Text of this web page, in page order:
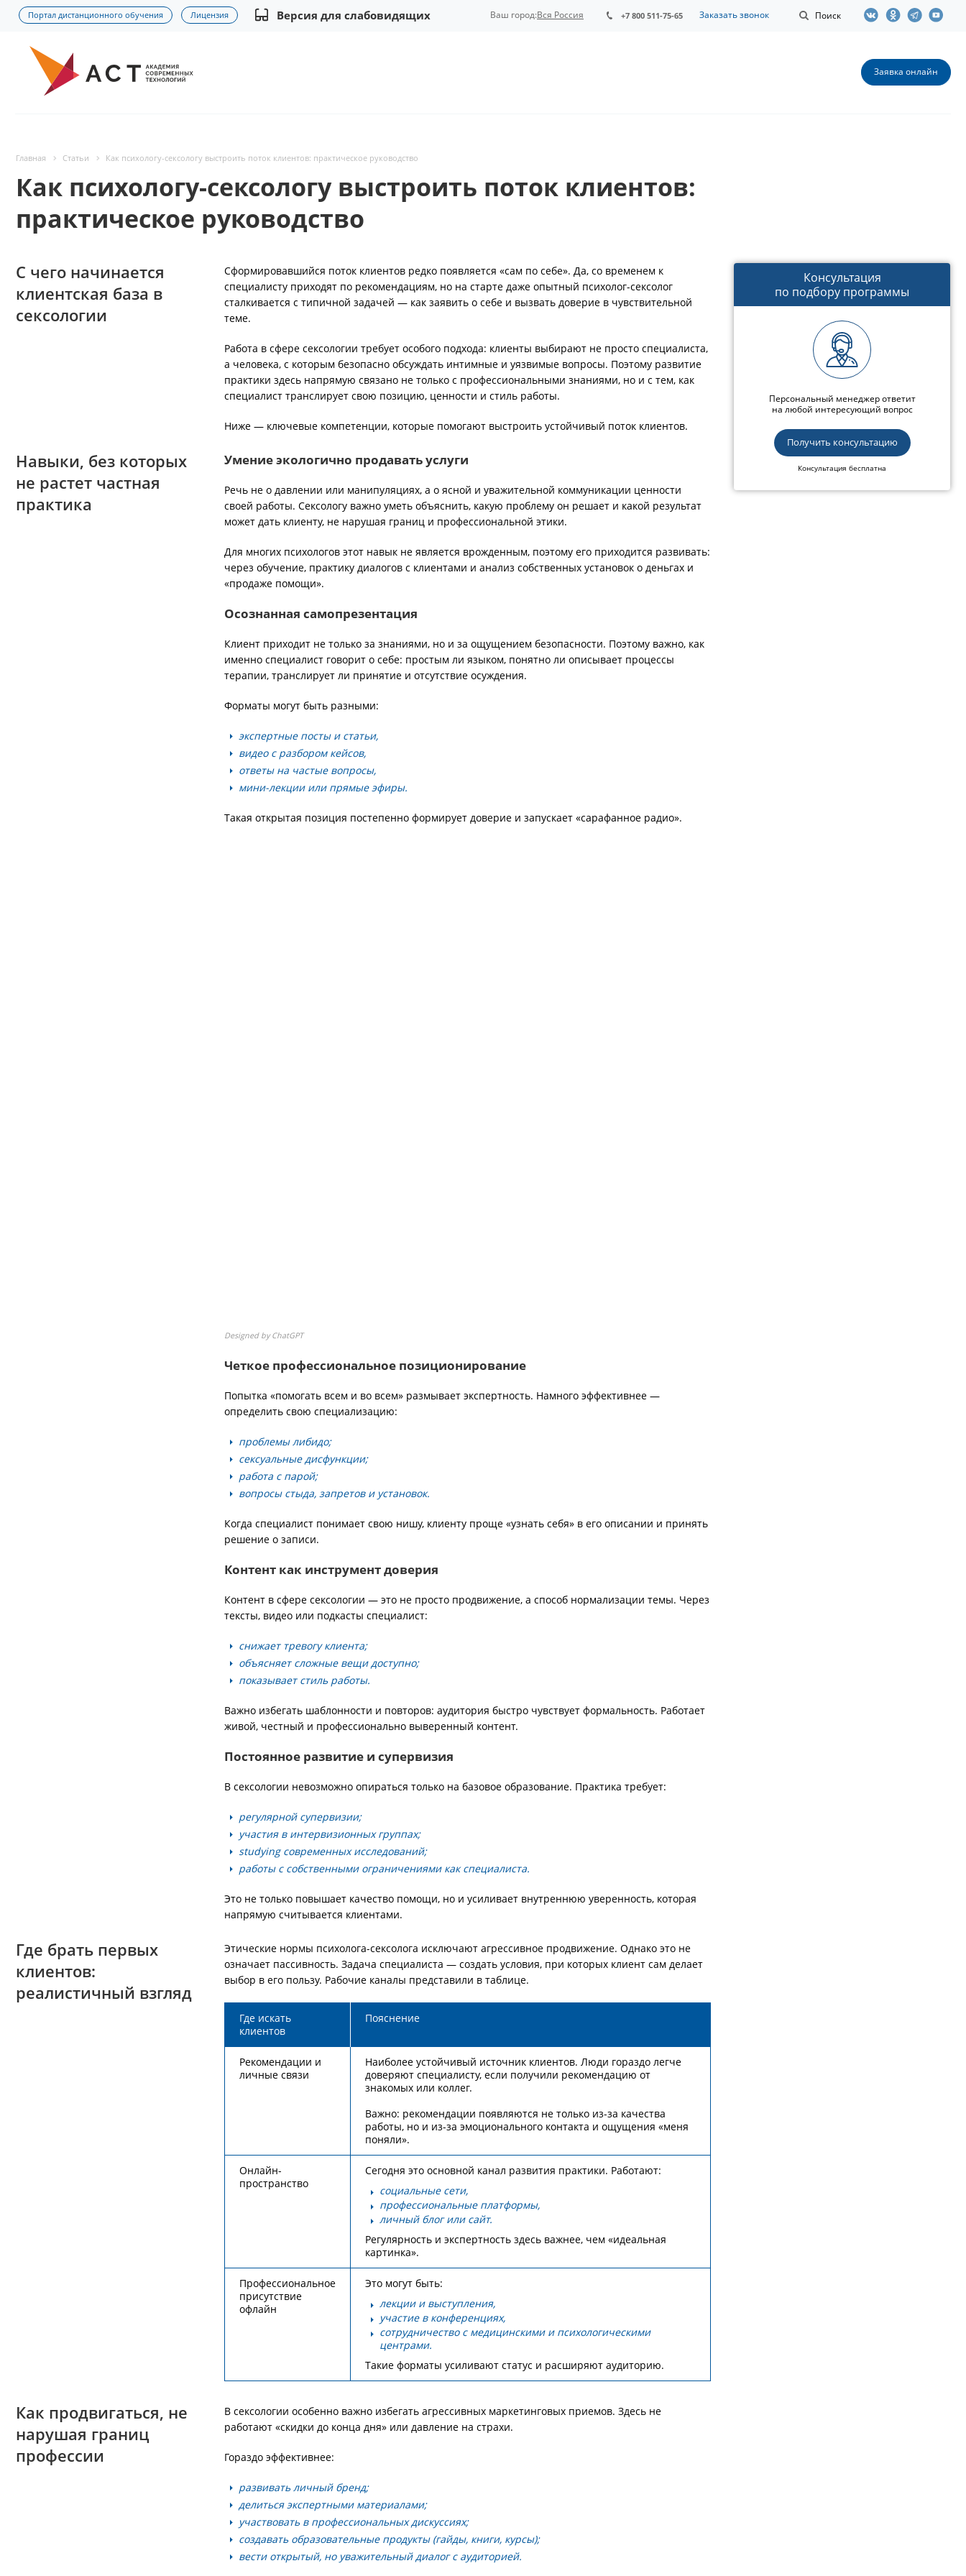
Портал дистанционного обучения Лицензия Версия для слабовидящих Поиск
+7 800 511-75-65 Заказать звонок
Ваш город:Вся Россия
Заявка онлайн
Главная Статьи Как психологу-сексологу выстроить поток клиентов: практическое руководство
Как психологу-сексологу выстроить поток клиентов:
практическое руководство
С чего начинается
клиентская база в
сексологии
Сформировавшийся поток клиентов редко появляется «сам по себе». Да, со временем к
специалисту приходят по рекомендациям, но на старте даже опытный психолог-сексолог
сталкивается с типичной задачей — как заявить о себе и вызвать доверие в чувствительной
теме.
Работа в сфере сексологии требует особого подхода: клиенты выбирают не просто специалиста,
а человека, с которым безопасно обсуждать интимные и уязвимые вопросы. Поэтому развитие
практики здесь напрямую связано не только с профессиональными знаниями, но и с тем, как
специалист транслирует свою позицию, ценности и стиль работы.
Ниже — ключевые компетенции, которые помогают выстроить устойчивый поток клиентов.
Навыки, без которых
не растет частная
практика
Умение экологично продавать услуги
Речь не о давлении или манипуляциях, а о ясной и уважительной коммуникации ценности
своей работы. Сексологу важно уметь объяснить, какую проблему он решает и какой результат
может дать клиенту, не нарушая границ и профессиональной этики.
Для многих психологов этот навык не является врожденным, поэтому его приходится развивать:
через обучение, практику диалогов с клиентами и анализ собственных установок о деньгах и
«продаже помощи».
Осознанная самопрезентация
Клиент приходит не только за знаниями, но и за ощущением безопасности. Поэтому важно, как
именно специалист говорит о себе: простым ли языком, понятно ли описывает процессы
терапии, транслирует ли принятие и отсутствие осуждения.
Форматы могут быть разными:
экспертные посты и статьи,
видео с разбором кейсов,
ответы на частые вопросы,
мини-лекции или прямые эфиры.
Такая открытая позиция постепенно формирует доверие и запускает «сарафанное радио».
Designed by ChatGPT
Четкое профессиональное позиционирование
Попытка «помогать всем и во всем» размывает экспертность. Намного эффективнее —
определить свою специализацию:
проблемы либидо;
сексуальные дисфункции;
работа с парой;
вопросы стыда, запретов и установок.
Когда специалист понимает свою нишу, клиенту проще «узнать себя» в его описании и принять
решение о записи.
Контент как инструмент доверия
Контент в сфере сексологии — это не просто продвижение, а способ нормализации темы. Через
тексты, видео или подкасты специалист:
снижает тревогу клиента;
объясняет сложные вещи доступно;
показывает стиль работы.
Важно избегать шаблонности и повторов: аудитория быстро чувствует формальность. Работает
живой, честный и профессионально выверенный контент.
Постоянное развитие и супервизия
В сексологии невозможно опираться только на базовое образование. Практика требует:
регулярной супервизии;
участия в интервизионных группах;
studying современных исследований;
работы с собственными ограничениями как специалиста.
Это не только повышает качество помощи, но и усиливает внутреннюю уверенность, которая
напрямую считывается клиентами.
Где брать первых
клиентов:
реалистичный взгляд
Этические нормы психолога-сексолога исключают агрессивное продвижение. Однако это не
означает пассивность. Задача специалиста — создать условия, при которых клиент сам делает
выбор в его пользу. Рабочие каналы представили в таблице.
Где искать
клиентов
Пояснение
Рекомендации и
личные связи
Наиболее устойчивый источник клиентов. Люди гораздо легче
доверяют специалисту, если получили рекомендацию от
знакомых или коллег.
Важно: рекомендации появляются не только из-за качества
работы, но и из-за эмоционального контакта и ощущения «меня
поняли».
Онлайн-
пространство
Сегодня это основной канал развития практики. Работают:
социальные сети,
профессиональные платформы,
личный блог или сайт.
Регулярность и экспертность здесь важнее, чем «идеальная
картинка».
Профессиональное
присутствие
офлайн
Это могут быть:
лекции и выступления,
участие в конференциях,
сотрудничество с медицинскими и психологическими
центрами.
Такие форматы усиливают статус и расширяют аудиторию.
Как продвигаться, не
нарушая границ
профессии
В сексологии особенно важно избегать агрессивных маркетинговых приемов. Здесь не
работают «скидки до конца дня» или давление на страхи.
Гораздо эффективнее:
развивать личный бренд;
делиться экспертными материалами;
участвовать в профессиональных дискуссиях;
создавать образовательные продукты (гайды, книги, курсы);
вести открытый, но уважительный диалог с аудиторией.
Консультация
по подбору программы
Персональный менеджер ответит
на любой интересующий вопрос
Получить консультацию
Консультация бесплатна